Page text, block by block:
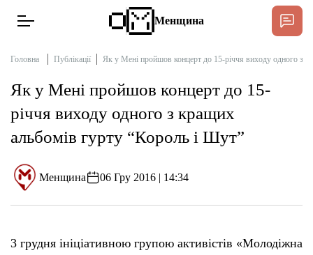
Новини
Тексти
Підтримати
Менщина
Головна Публікації Як у Мені пройшов концерт до 15-річчя виходу одного з
Як у Мені пройшов концерт до 15-
річчя виходу одного з кращих
альбомів гурту “Король і Шут”
Менщина 06 Гру 2016 | 14:34
3 грудня ініціативною групою активістів «Молодіжна